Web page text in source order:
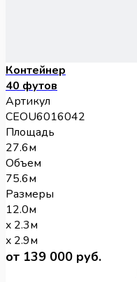
Контейнер
40 футов
Артикул
CEOU6016042
Площадь
27.6м
Объем
75.6м
Размеры
12.0м
x 2.3м
x 2.9м
от 139 000 руб.